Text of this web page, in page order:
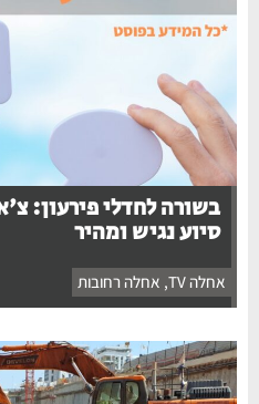
בשורה לחדלי פירעון:
סיוע נגיש ומהיר
אחלה TV , אחלה רחובות